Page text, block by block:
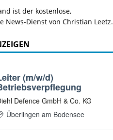
ist der kostenlose,
News-Dienst von Christian Leetz.